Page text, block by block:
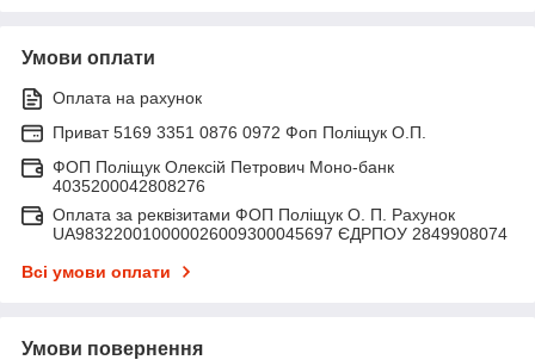
Умови оплати
Оплата на рахунок
Приват 5169 3351 0876 0972 Фоп Поліщук О.П.
ФОП Поліщук Олексій Петрович Моно-банк
4035200042808276
Оплата за реквізитами ФОП Поліщук О. П. Рахунок
UA983220010000026009300045697 ЄДРПОУ 2849908074
Всі умови оплати
Умови повернення